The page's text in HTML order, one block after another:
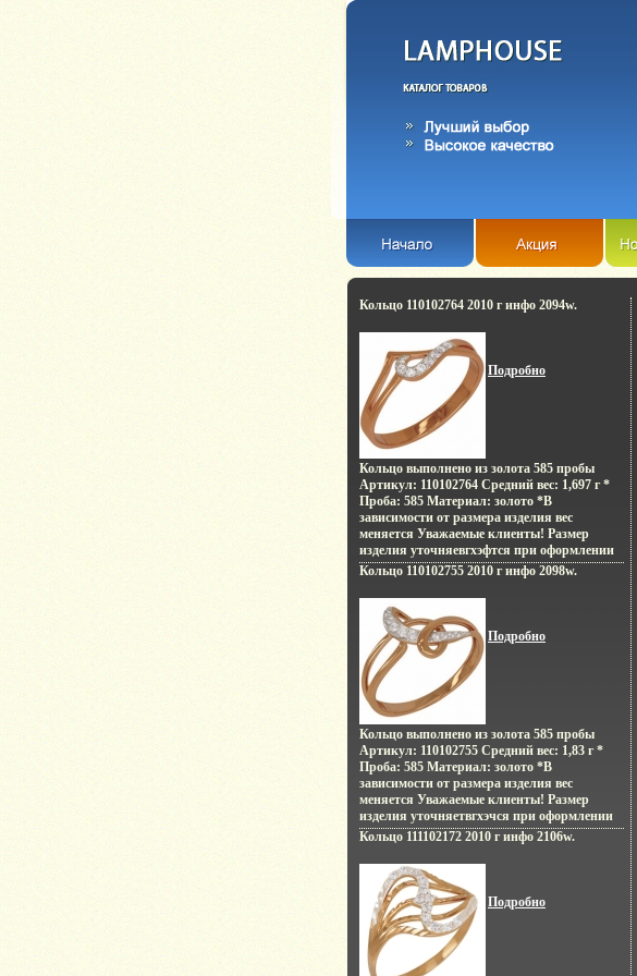
Кольцо 110102764 2010 г инфо 2094w.
Подробно
Кольцо выполнено из золота 585 пробы
Артикул: 110102764 Средний вес: 1,697 г *
Проба: 585 Материал: золото *В
зависимости от размера изделия вес
меняется Уважаемые клиенты! Размер
изделия уточняевгхэфтся при оформлении
заказа.
Кольцо 110102755 2010 г инфо 2098w.
Подробно
Кольцо выполнено из золота 585 пробы
Артикул: 110102755 Средний вес: 1,83 г *
Проба: 585 Материал: золото *В
зависимости от размера изделия вес
меняется Уважаемые клиенты! Размер
изделия уточняетвгхэчся при оформлении
заказа.
Кольцо 111102172 2010 г инфо 2106w.
Подробно